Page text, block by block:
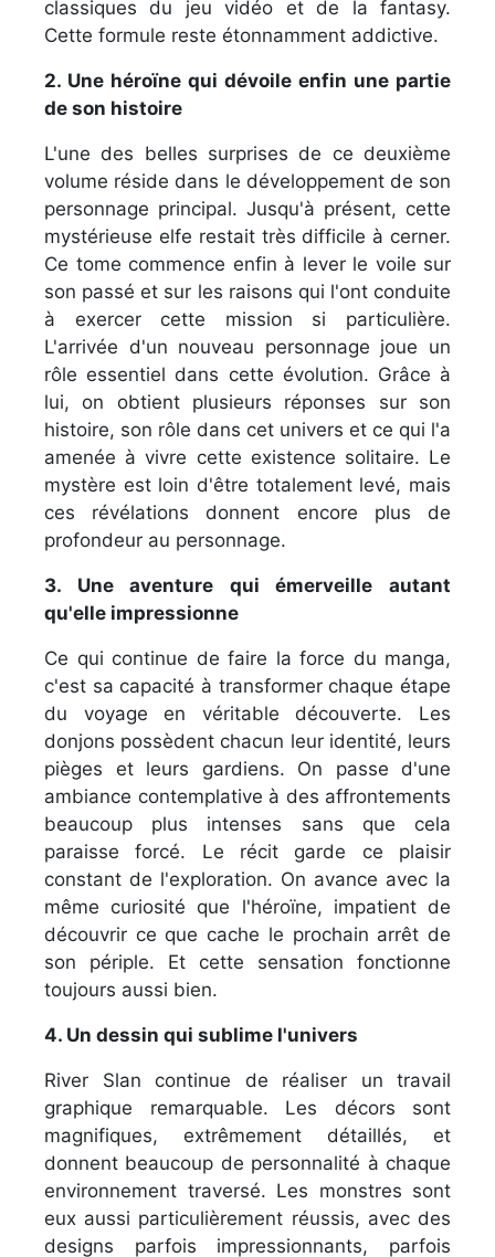
classiques du jeu vidéo et de la fantasy.
Cette formule reste étonnamment addictive.
2. Une héroïne qui dévoile enfin une partie
de son histoire
L'une des belles surprises de ce deuxième
volume réside dans le développement de son
personnage principal. Jusqu'à présent, cette
mystérieuse elfe restait très difficile à cerner.
Ce tome commence enfin à lever le voile sur
son passé et sur les raisons qui l'ont conduite
à exercer cette mission si particulière.
L'arrivée d'un nouveau personnage joue un
rôle essentiel dans cette évolution. Grâce à
lui, on obtient plusieurs réponses sur son
histoire, son rôle dans cet univers et ce qui l'a
amenée à vivre cette existence solitaire. Le
mystère est loin d'être totalement levé, mais
ces révélations donnent encore plus de
profondeur au personnage.
3. Une aventure qui émerveille autant
qu'elle impressionne
Ce qui continue de faire la force du manga,
c'est sa capacité à transformer chaque étape
du voyage en véritable découverte. Les
donjons possèdent chacun leur identité, leurs
pièges et leurs gardiens. On passe d'une
ambiance contemplative à des affrontements
beaucoup plus intenses sans que cela
paraisse forcé. Le récit garde ce plaisir
constant de l'exploration. On avance avec la
même curiosité que l'héroïne, impatient de
découvrir ce que cache le prochain arrêt de
son périple. Et cette sensation fonctionne
toujours aussi bien.
4. Un dessin qui sublime l'univers
River Slan continue de réaliser un travail
graphique remarquable. Les décors sont
magnifiques, extrêmement détaillés, et
donnent beaucoup de personnalité à chaque
environnement traversé. Les monstres sont
eux aussi particulièrement réussis, avec des
designs parfois impressionnants, parfois